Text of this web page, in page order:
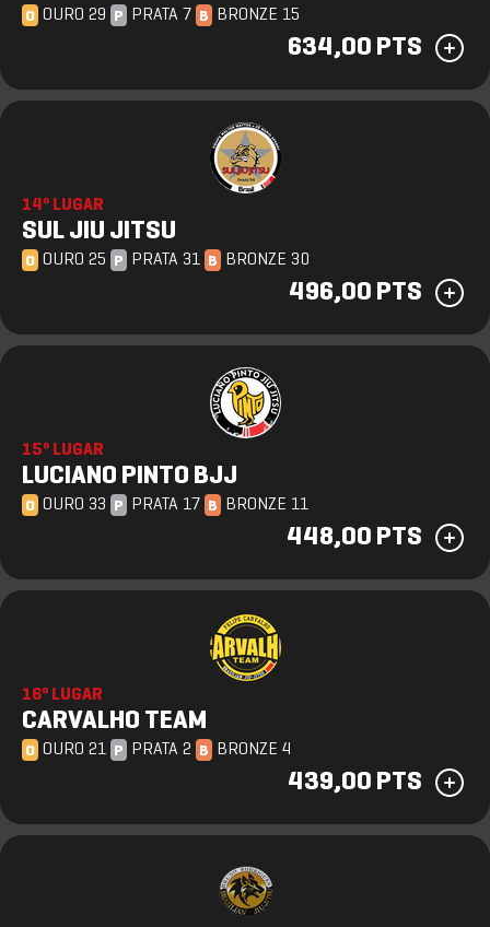
O OURO 29 P PRATA 7 B BRONZE 15
634,00 PTS
14º LUGAR
SUL JIU JITSU
O OURO 25 P PRATA 31 B BRONZE 30
496,00 PTS
15º LUGAR
LUCIANO PINTO BJJ
O OURO 33 P PRATA 17 B BRONZE 11
448,00 PTS
16º LUGAR
CARVALHO TEAM
O OURO 21 P PRATA 2 B BRONZE 4
439,00 PTS